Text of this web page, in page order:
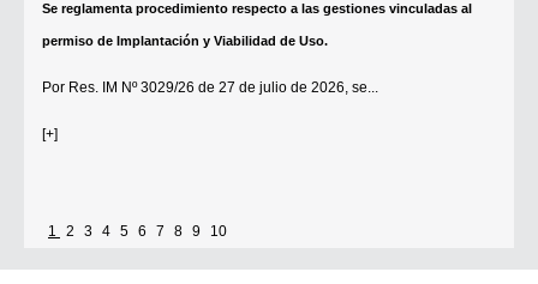
Se reglamenta procedimiento respecto a las gestiones vinculadas al
permiso de Implantación y Viabilidad de Uso.
Por Res. IM Nº 3029/26 de 27 de julio de 2026, se...
[+]
1 2 3 4 5 6 7 8 9 10